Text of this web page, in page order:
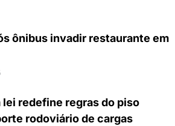
ônibus invadir restaurante em
lei redefine regras do piso
rodoviário de cargas